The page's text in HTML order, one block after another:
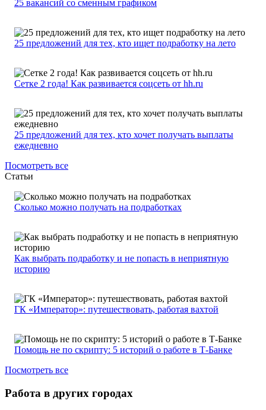
25 вакансий со сменным графиком
25 предложений для тех, кто ищет подработку на лето
Сетке 2 года! Как развивается соцсеть от hh.ru
25 предложений для тех, кто хочет получать выплаты
ежедневно
Посмотреть все
Статьи
Сколько можно получать на подработках
Как выбрать подработку и не попасть в неприятную
историю
ГК «Император»: путешествовать, работая вахтой
Помощь не по скрипту: 5 историй о работе в Т-Банке
Посмотреть все
Работа в других городах